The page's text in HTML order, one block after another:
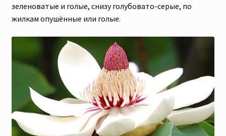
зеленоватые и голые, снизу голубовато-серые, по
жилкам опушённые или голые.